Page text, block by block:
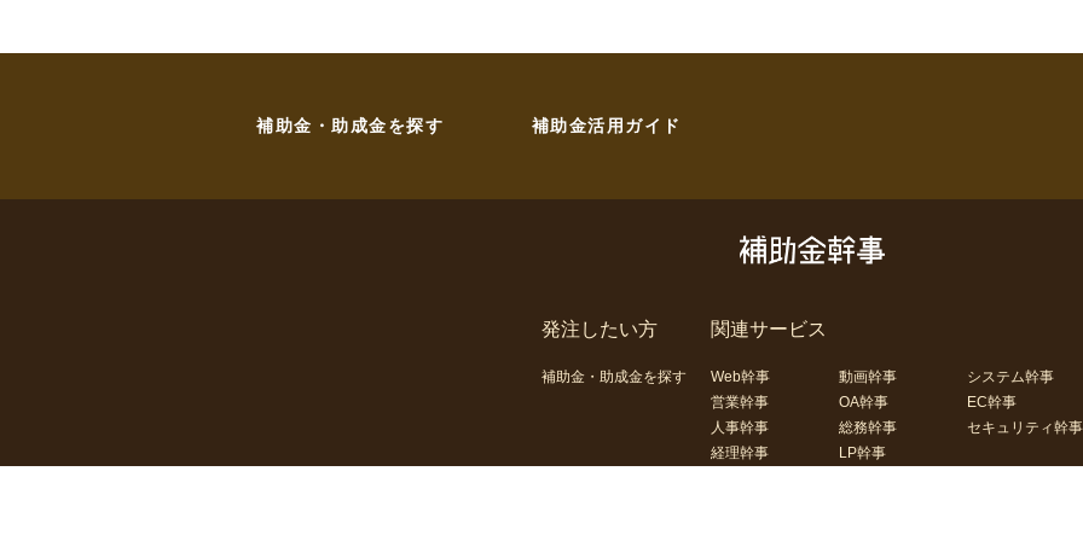
補助金・助成金を探す 補助金活用ガイド
発注したい方
補助金・助成金を探す
関連サービス
Web幹事 動画幹事
システム幹事
営業幹事
OA幹事
EC幹事
人事幹事
総務幹事
セキュリティ幹事
経理幹事
LP幹事